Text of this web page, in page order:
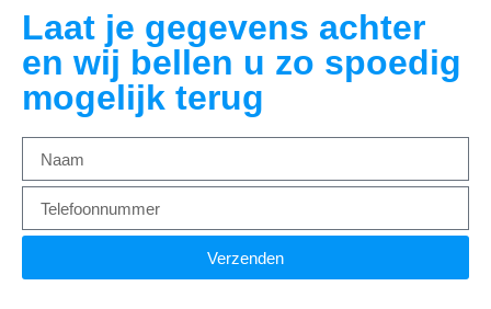
Laat je gegevens achter
en wij bellen u zo spoedig
mogelijk terug
Verzenden